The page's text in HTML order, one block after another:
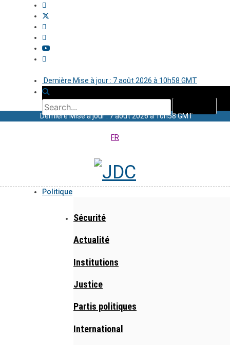
Dernière Mise à jour : 7 août 2026 à 10h58 GMT
Dernière Mise à jour : 7 août 2026 à 10h58 GMT
FR
Politique
Sécurité
Actualité
Institutions
Justice
Partis politiques
International